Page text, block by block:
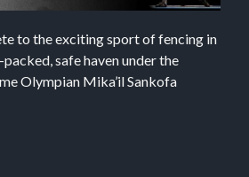
to the exciting sport of fencing in
safe haven under the
Olympian Mika’il Sankofa